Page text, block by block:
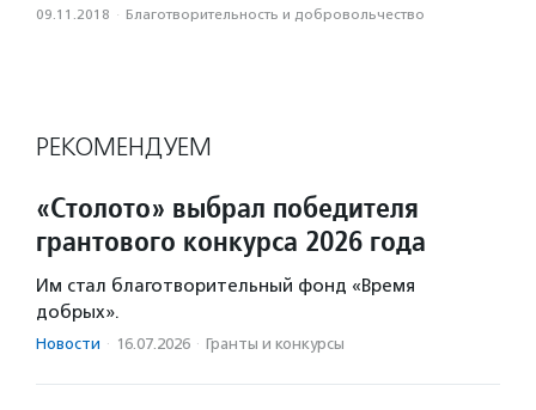
09.11.2018 · Благотвори­тель­ность и доброволь­чест­во
РЕКОМЕНДУЕМ
«Столото» выбрал победителя
грантового конкурса 2026 года
Им стал благотворительный фонд «Время
добрых».
Новости · 16.07.2026 · Гранты и конкурсы